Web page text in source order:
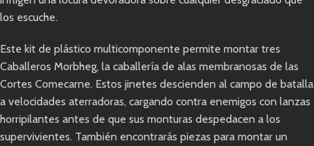
los escuche.
Este kit de plástico multicomponente permite montar tres
Caballeros Morbheg, la caballería de alas membranosas de las
Cortes Comecarne. Estos jinetes descienden al campo de batalla
a velocidades aterradoras, cargando contra enemigos con lanzas
horripilantes antes de que sus monturas despedacen a los
supervivientes. También encontrarás piezas para montar un